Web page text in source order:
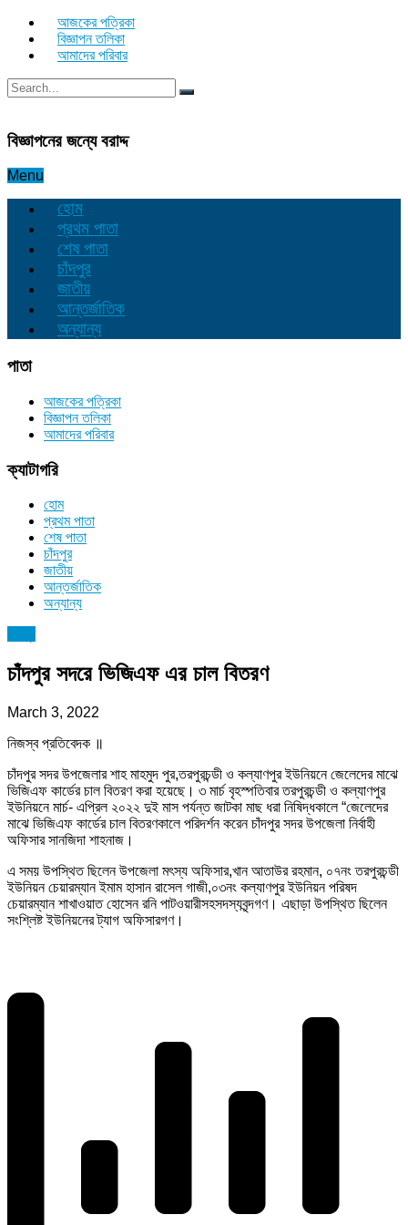
আজকের পত্রিকা
বিজ্ঞাপন তলিকা
আমাদের পরিবার
বিজ্ঞাপনের জন্যে বরাদ্দ
Menu
হোম
প্রথম পাতা
শেষ পাতা
চাঁদপুর
জাতীয়
আন্তর্জাতিক
অন্যান্য
পাতা
আজকের পত্রিকা
বিজ্ঞাপন তলিকা
আমাদের পরিবার
ক্যাটাগরি
হোম
প্রথম পাতা
শেষ পাতা
চাঁদপুর
জাতীয়
আন্তর্জাতিক
অন্যান্য
চাঁদপুর সদরে ভিজিএফ এর চাল বিতরণ
March 3, 2022
নিজস্ব প্রতিবেদক ॥
চাঁদপুর সদর উপজেলার শাহ মাহমুদ পুর,তরপুরচন্ডী ও কল্যাণপুর ইউনিয়নে জেলেদের মাঝে
ভিজিএফ কার্ডের চাল বিতরণ করা হয়েছে। ৩ মার্চ বৃহস্পতিবার তরপুরচন্ডী ও কল্যাণপুর
ইউনিয়নে মার্চ- এপ্রিল ২০২২ দুই মাস পর্যন্ত জাটকা মাছ ধরা নিষিদ্ধকালে “জেলেদের
মাঝে ভিজিএফ কার্ডের চাল বিতরণকালে পরিদর্শন করেন চাঁদপুর সদর উপজেলা নির্বাহী
অফিসার সানজিদা শাহনাজ।
এ সময় উপস্থিত ছিলেন উপজেলা মৎস্য অফিসার,খান আতাউর রহমান, ০৭নং তরপুরচন্ডী
ইউনিয়ন চেয়ারম্যান ইমাম হাসান রাসেল গাজী,০৩নং কল্যাণপুর ইউনিয়ন পরিষদ
চেয়ারম্যান শাখাওয়াত হোসেন রনি পাটওয়ারীসহসদস্যবৃন্দগণ। এছাড়া উপস্থিত ছিলেন
সংশ্লিষ্ট ইউনিয়নের ট্যাগ অফিসারগণ।